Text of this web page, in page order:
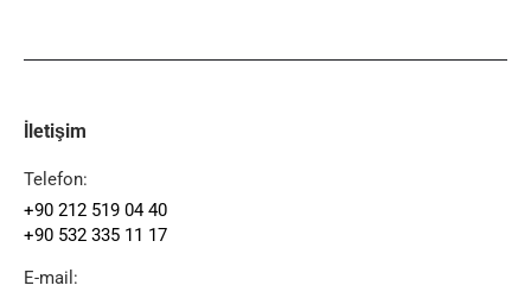
İletişim
Telefon:
+90 212 519 04 40
+90 532 335 11 17
E-mail: